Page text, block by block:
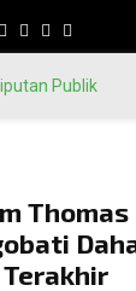
Facebook
TwitterInstagram
Thomas
Terakhir